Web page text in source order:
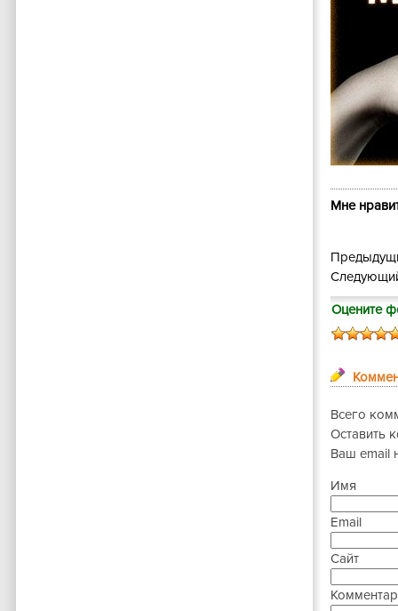
Мне
Оцените
Всего
Оставить
Ваш email
Имя
Email
Сайт